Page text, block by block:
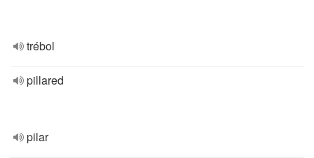
trébol
pillared
pilar